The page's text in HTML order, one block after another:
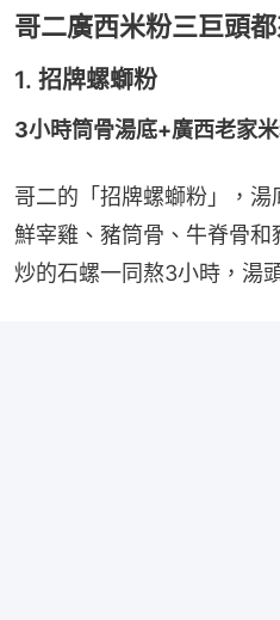
哥二廣西米粉三巨頭
1. 招牌螺螄粉
3小時筒骨湯底+廣西老家
哥二的「招牌螺螄粉」，湯
鮮宰雞、豬筒骨、牛脊骨
炒的石螺一同熬3小時，湯